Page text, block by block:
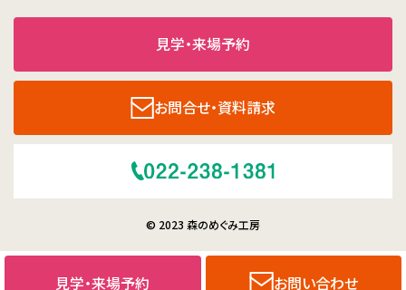
見学・来場予約
お問合せ・資料請求
© 2023 森のめぐみ工房
見学・来場予約 お問い合わせ